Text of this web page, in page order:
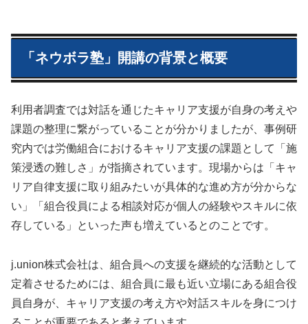
「ネウボラ塾」開講の背景と概要
利用者調査では対話を通じたキャリア支援が自身の考えや
課題の整理に繋がっていることが分かりましたが、事例研
究内では労働組合におけるキャリア支援の課題として「施
策浸透の難しさ」が指摘されています。現場からは「キャ
リア自律支援に取り組みたいが具体的な進め方が分からな
い」「組合役員による相談対応が個人の経験やスキルに依
存している」といった声も増えているとのことです。
j.union株式会社は、組合員への支援を継続的な活動として
定着させるためには、組合員に最も近い立場にある組合役
員自身が、キャリア支援の考え方や対話スキルを身につけ